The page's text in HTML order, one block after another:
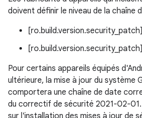
doivent définir le niveau de la chaîne
Pour certains appareils équipés
ultérieure, la mise à jour du système
comportera une chaîne de date
du correctif de sécurité 2021-02-01.
sur l'installation des mises à jour de